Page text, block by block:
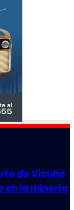
de Vicuña
en la minería